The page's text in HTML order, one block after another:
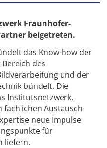
Fraunhofer-
beigetreten.
das Know-how der
des
und der
bündelt. Die
Institutsnetzwerk,
fachlichen Austausch
neue Impulse
für
liefern.